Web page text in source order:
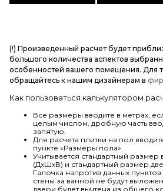
(!) Произведенный расчет будет
большого количества аспектов
особенностей вашего помещения. Для
обращайтесь к нашим дизайнерам в
Как пользоваться калькулятором
Все размеры вводите в метрах,
целым числом, дробную часть
запятую.
Для расчета плитки на пол
пункте «Размеры пола».
Учитывается стандартный
(ДхШхВ) и стандартный размер
Галочка напротив данных
стены за ванной не будут
двери будет вычтена из общего